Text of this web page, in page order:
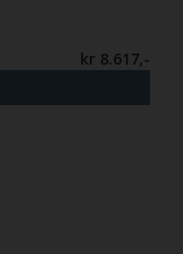
kr 8.617,-